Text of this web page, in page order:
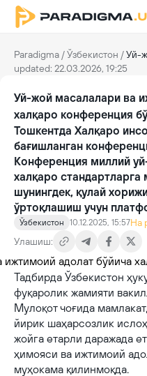
Paradigma /Ўзбекистон /Уй-жой
updated: 22.03.2026, 19:25
Уй-жой масалалари ва
халқаро конференция
Тошкентда Халқаро
бағишланган
Конференция миллий
халқаро
шунингдек, қулай
ўртоқлашиш учун
Ўзбекистон 10.12.2025, 15:57На
Улашиш:
Тадбирда Ўзбекистон
фуқаролик жамияти
Мулоқот чоғида
йирик шаҳарсозлик
жойга етарли даражада
ҳимояси ва ижтимоий
муҳокама қилинмоқда.